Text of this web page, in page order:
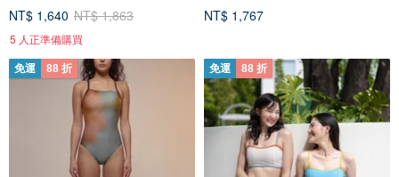
NT$ 1,640 NT$ 1,863
5 人正準備購買
NT$ 1,767
免運 88 折 免運 88 折